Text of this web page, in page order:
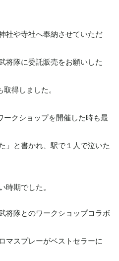
社や寺社へ奉納させていただ
将隊に委託販売をお願いした
得しました。
クショップを開催した時も最
」と書かれ、駅で１人で泣いた
時期でした。
将隊とのワークショップコラボ
マスプレーがベストセラーに